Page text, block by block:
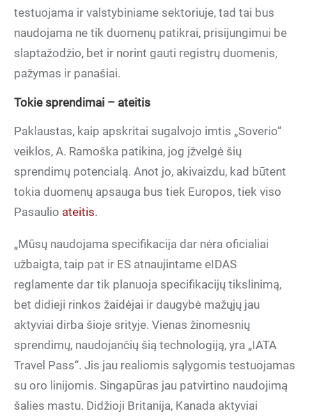
testuojama ir valstybiniame sektoriuje, tad tai bus
naudojama ne tik duomenų patikrai, prisijungimui be
slaptažodžio, bet ir norint gauti registrų duomenis,
pažymas ir panašiai.
Tokie sprendimai – ateitis
Paklaustas, kaip apskritai sugalvojo imtis „Soverio“
veiklos, A. Ramoška patikina, jog įžvelgė šių
sprendimų potencialą. Anot jo, akivaizdu, kad būtent
tokia duomenų apsauga bus tiek Europos, tiek viso
Pasaulio ateitis.
„Mūsų naudojama specifikacija dar nėra oficialiai
užbaigta, taip pat ir ES atnaujintame eIDAS
reglamente dar tik planuoja specifikacijų tikslinimą,
bet didieji rinkos žaidėjai ir daugybė mažųjų jau
aktyviai dirba šioje srityje. Vienas žinomesnių
sprendimų, naudojančių šią technologiją, yra „IATA
Travel Pass“. Jis jau realiomis sąlygomis testuojamas
su oro linijomis. Singapūras jau patvirtino naudojimą
šalies mastu. Didžioji Britanija, Kanada aktyviai